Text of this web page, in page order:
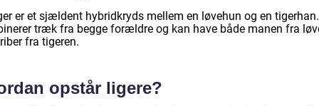
er et sjældent hybridkryds mellem en løvehun og en
træk fra begge forældre og kan have både manen fra
fra tigeren.
opstår ligere?